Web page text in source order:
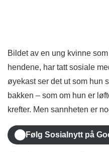
Bildet av en ung kvinne
hendene, har tatt sosiale
øyekast ser det ut som hun
bakken – som om hun er
krefter. Men sannheten er
Følg Sosialnytt på